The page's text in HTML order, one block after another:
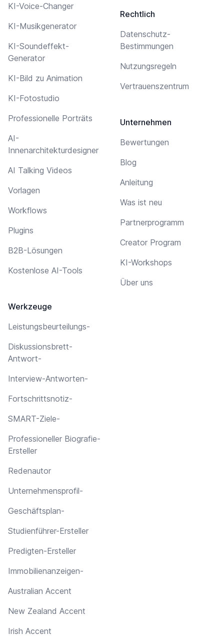
KI-Voice-Changer
KI-Musikgenerator
KI-Soundeffekt-
Generator
KI-Bild zu Animation
KI-Fotostudio
Professionelle Porträts
AI-
Innenarchitekturdesigner
AI Talking Videos
Vorlagen
Workflows
Plugins
B2B-Lösungen
Kostenlose AI-Tools
Werkzeuge
Leistungsbeurteilungs-
Diskussionsbrett-
Antwort-
Interview-Antworten-
Fortschrittsnotiz-
SMART-Ziele-
Professioneller Biografie-
Ersteller
Redenautor
Unternehmensprofil-
Geschäftsplan-
Studienführer-Ersteller
Predigten-Ersteller
Immobilienanzeigen-
Australian Accent
New Zealand Accent
Irish Accent
Rechtlich
Datenschutz-
Bestimmungen
Nutzungsregeln
Vertrauenszentrum
Unternehmen
Bewertungen
Blog
Anleitung
Was ist neu
Partnerprogramm
Creator Program
KI-Workshops
Über uns